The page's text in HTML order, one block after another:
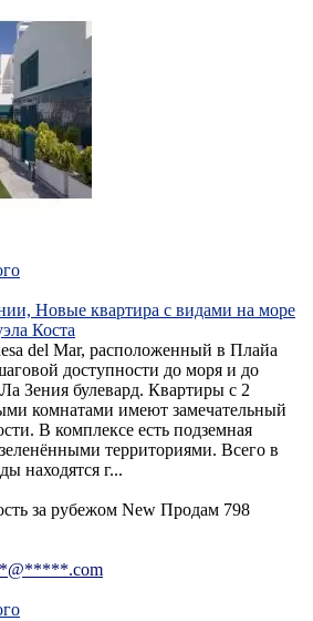
Новые квартира с видами на море
Коста
del Mar, расположенный в Плайа
доступности до моря и до
Зения булевард. Квартиры с 2
комнатами имеют замечательный
В комплексе есть подземная
территориями. Всего в
находятся г...
за рубежом New Продам 798